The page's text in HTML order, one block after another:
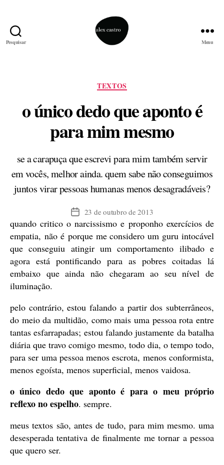
Pesquisar Menu
Categorias
TEXTOS
o único dedo que aponto é
para mim mesmo
se a carapuça que escrevi para mim também servir
em vocês, melhor ainda. quem sabe não conseguimos
juntos virar pessoas humanas menos desagradáveis?
Data
de
publicação
23 de outubro de 2013
quando critico o narcissismo e proponho exercícios de
empatia, não é porque me considero um guru intocável
que conseguiu atingir um comportamento ilibado e
agora está pontificando para as pobres coitadas lá
embaixo que ainda não chegaram ao seu nível de
iluminação.
pelo contrário, estou falando a partir dos subterrâneos,
do meio da multidão, como mais uma pessoa rota entre
tantas esfarrapadas; estou falando justamente da batalha
diária que travo comigo mesmo, todo dia, o tempo todo,
para ser uma pessoa menos escrota, menos conformista,
menos egoísta, menos superficial, menos vaidosa.
o único dedo que aponto é para o meu próprio
reflexo no espelho. sempre.
meus textos são, antes de tudo, para mim mesmo. uma
desesperada tentativa de finalmente me tornar a pessoa
que quero ser.